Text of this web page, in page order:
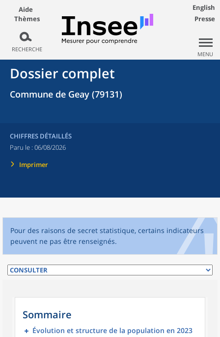
Aide
Thèmes
RECHERCHE
English
Presse
MENU
Dossier complet
Commune de Geay (79131)
CHIFFRES DÉTAILLÉS
Paru le : 06/08/2026
Imprimer
Pour des raisons de secret statistique, certains indicateurs
peuvent ne pas être renseignés.
Sommaire
Évolution et structure de la population en 2023